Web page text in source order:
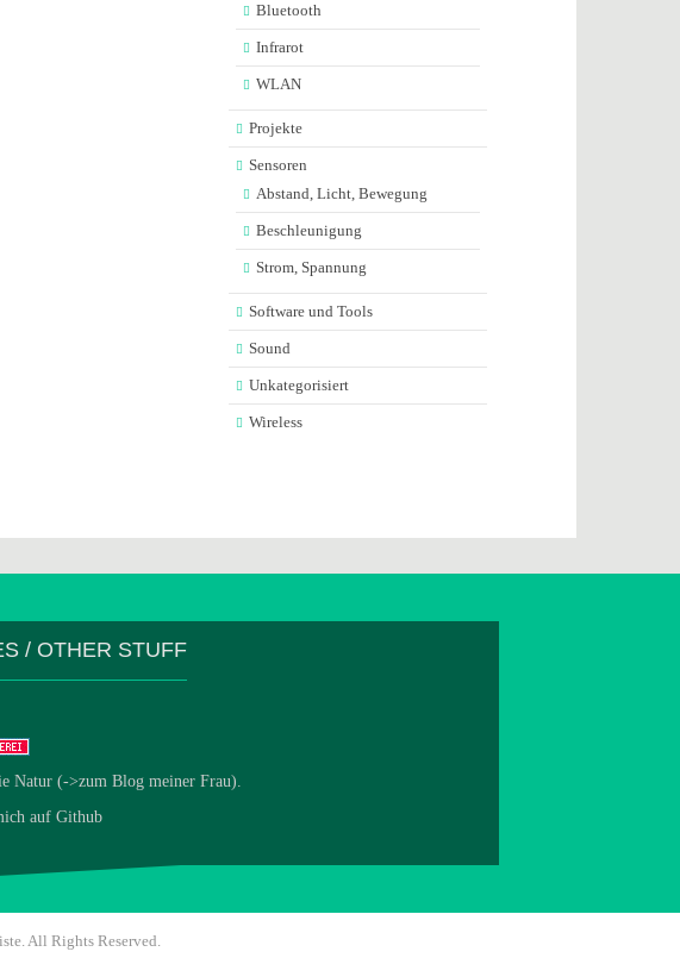
Bluetooth
Infrarot
WLAN
Projekte
Sensoren
Abstand, Licht, Bewegung
Beschleunigung
Strom, Spannung
Software und Tools
Sound
Unkategorisiert
Wireless
/ OTHER STUFF
Natur (->zum Blog meiner Frau).
auf Github
All Rights Reserved.